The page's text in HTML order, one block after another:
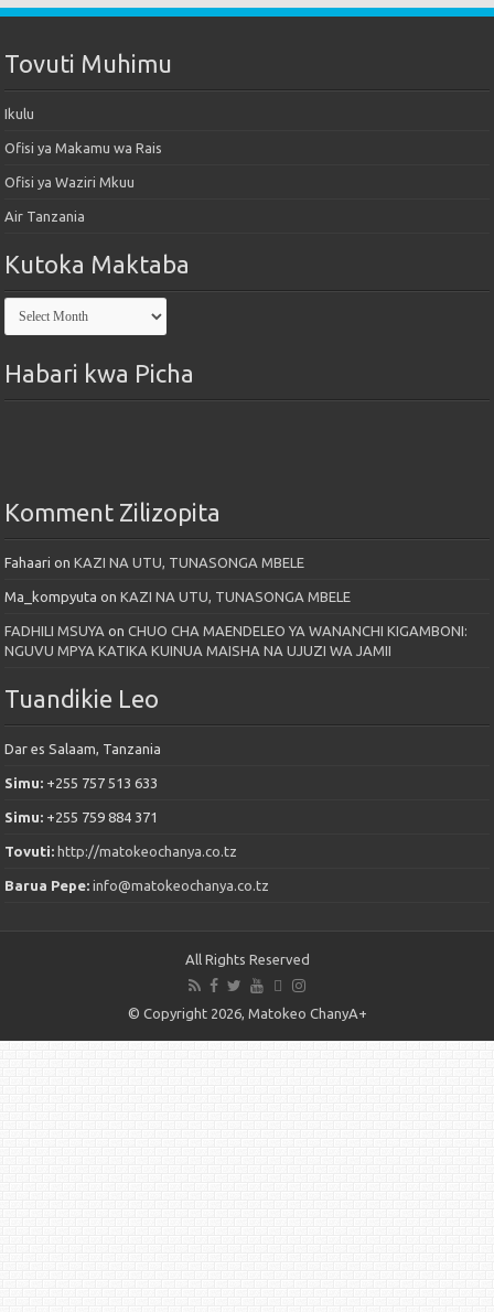
Tovuti Muhimu
Ikulu
Ofisi ya Makamu wa Rais
Ofisi ya Waziri Mkuu
Air Tanzania
Kutoka Maktaba
Kutoka
Maktaba
Habari kwa Picha
Komment Zilizopita
Fahaari onKAZI NA UTU, TUNASONGA MBELE
Ma_kompyuta onKAZI NA UTU, TUNASONGA MBELE
FADHILI MSUYA onCHUO CHA MAENDELEO YA WANANCHI KIGAMBONI:
NGUVU MPYA KATIKA KUINUA MAISHA NA UJUZI WA JAMII
Tuandikie Leo
Dar es Salaam, Tanzania
Simu: +255 757 513 633
Simu: +255 759 884 371
Tovuti: http://matokeochanya.co.tz
Barua Pepe:info@matokeochanya.co.tz
All Rights Reserved
© Copyright 2026, Matokeo ChanyA+